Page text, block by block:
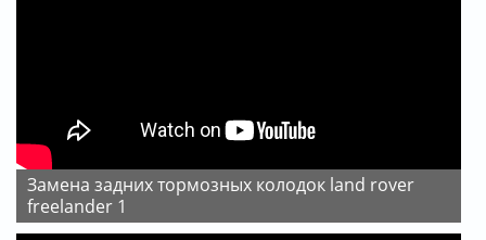
замена задних тормозных колодок land rover
freelander 1